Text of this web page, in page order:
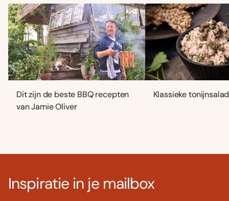
Dit zijn de beste BBQ recepten
van Jamie Oliver
Klassieke
Inspiratie in je mailbox